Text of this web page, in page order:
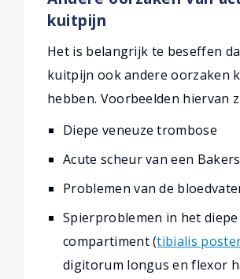
kuitpijn
Het is belangrijk te beseffen
kuitpijn ook andere oorzaken
hebben. Voorbeelden hiervan
Diepe veneuze trombose
Acute scheur van een
Problemen van de
Spierproblemen in het
compartiment (tibialis
digitorum longus en flexor